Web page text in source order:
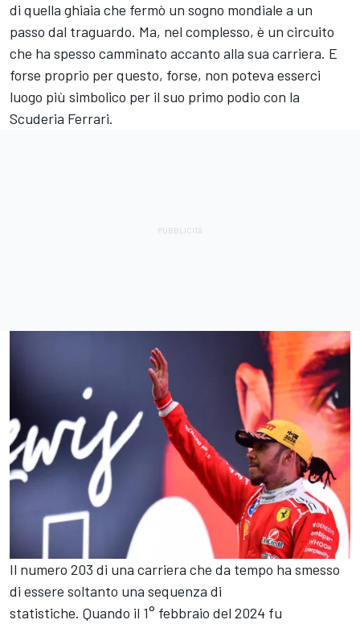
di quella ghiaia che fermò un sogno mondiale a un
passo dal traguardo. Ma, nel complesso, è un circuito
che ha spesso camminato accanto alla sua carriera. E
forse proprio per questo, forse, non poteva esserci
luogo più simbolico per il suo primo podio con la
Scuderia Ferrari.
Il numero 203 di una carriera che da tempo ha smesso
di essere soltanto una sequenza di
statistiche. Quando il 1° febbraio del 2024 fu